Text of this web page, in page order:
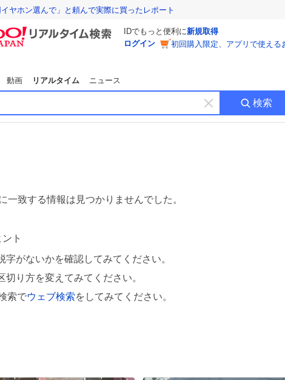
ヤホン選んで」と頼んで実際に買ったレポート
IDでもっと便利に新規取得
ログイン
初回購入限定、アプリで使える
動画 リアルタイム ニュース
キ
ー
検索
一致する情報は見つかりませんでした。
ト
字がないかを確認してみてください。
切り方を変えてみてください。
索でウェブ検索をしてみてください。